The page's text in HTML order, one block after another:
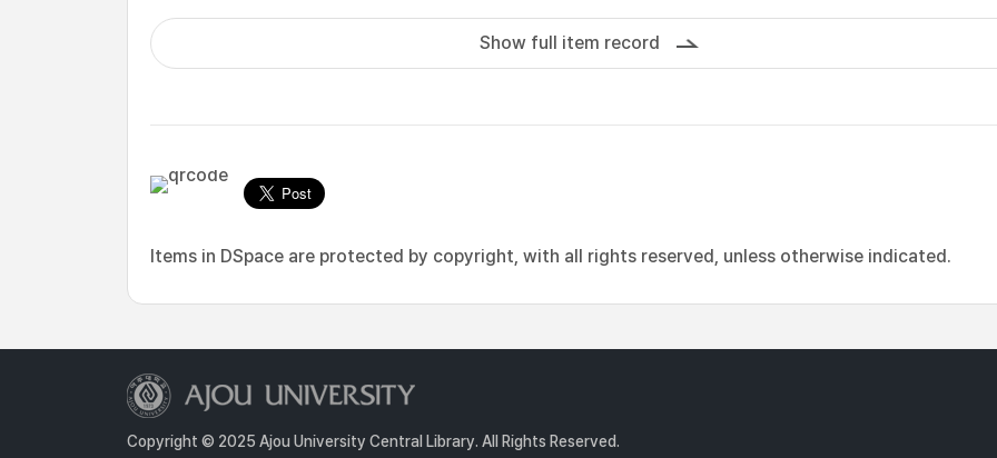
Show full item record
Items in DSpace are protected by copyright, with all rights reserved, unless otherwise indicated.
Copyright © 2025 Ajou University Central Library. All Rights Reserved.